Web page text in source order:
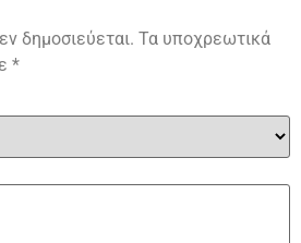
δημοσιεύεται. Τα υποχρεωτικά
*